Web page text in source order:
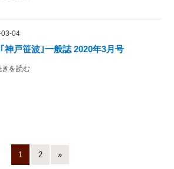
04
神戸笹波｣一般誌 2020年3月号
を読む
1 2 »